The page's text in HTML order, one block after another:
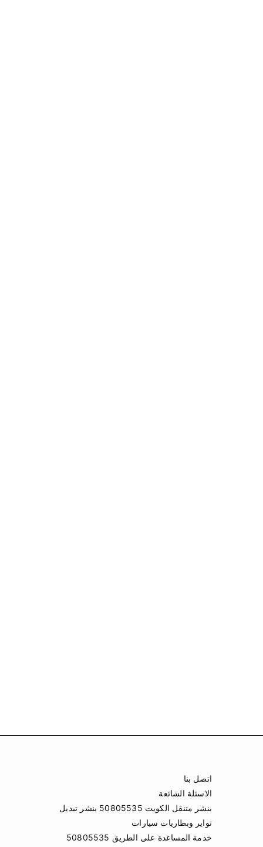
اتصل بنا
الاسئلة الشائعة
بنشر متنقل الكويت 50805535 بنشر تبديل
تواير وبطاريات سيارات
خدمة المساعدة على الطريق 50805535